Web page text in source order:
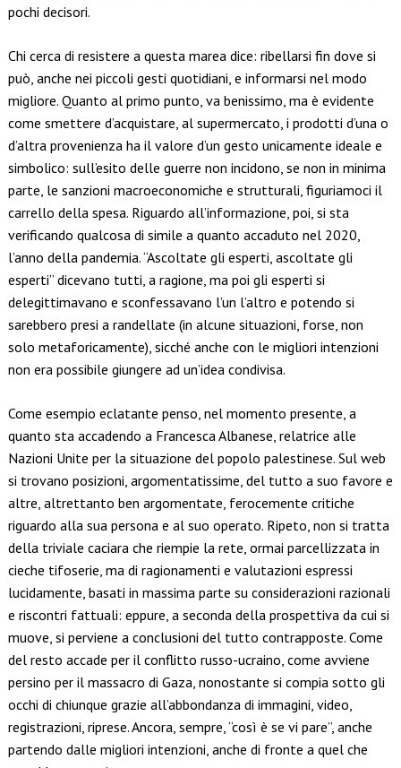
pochi decisori.
Chi cerca di resistere a questa marea dice: ribellarsi fin dove si
può, anche nei piccoli gesti quotidiani, e informarsi nel modo
migliore. Quanto al primo punto, va benissimo, ma è evidente
come smettere d’acquistare, al supermercato, i prodotti d’una o
d’altra provenienza ha il valore d’un gesto unicamente ideale e
simbolico: sull’esito delle guerre non incidono, se non in minima
parte, le sanzioni macroeconomiche e strutturali, figuriamoci il
carrello della spesa. Riguardo all’informazione, poi, si sta
verificando qualcosa di simile a quanto accaduto nel 2020,
l’anno della pandemia. “Ascoltate gli esperti, ascoltate gli
esperti” dicevano tutti, a ragione, ma poi gli esperti si
delegittimavano e sconfessavano l’un l’altro e potendo si
sarebbero presi a randellate (in alcune situazioni, forse, non
solo metaforicamente), sicché anche con le migliori intenzioni
non era possibile giungere ad un’idea condivisa.
Come esempio eclatante penso, nel momento presente, a
quanto sta accadendo a Francesca Albanese, relatrice alle
Nazioni Unite per la situazione del popolo palestinese. Sul web
si trovano posizioni, argomentatissime, del tutto a suo favore e
altre, altrettanto ben argomentate, ferocemente critiche
riguardo alla sua persona e al suo operato. Ripeto, non si tratta
della triviale caciara che riempie la rete, ormai parcellizzata in
cieche tifoserie, ma di ragionamenti e valutazioni espressi
lucidamente, basati in massima parte su considerazioni razionali
e riscontri fattuali: eppure, a seconda della prospettiva da cui si
muove, si perviene a conclusioni del tutto contrapposte. Come
del resto accade per il conflitto russo-ucraino, come avviene
persino per il massacro di Gaza, nonostante si compia sotto gli
occhi di chiunque grazie all’abbondanza di immagini, video,
registrazioni, riprese. Ancora, sempre, “così è se vi pare”, anche
partendo dalle migliori intenzioni, anche di fronte a quel che